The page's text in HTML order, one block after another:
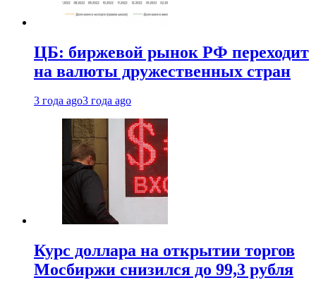
ЦБ: биржевой рынок РФ переходит
на валюты дружественных стран
3 года ago3 года ago
Курс доллара на открытии торгов
Мосбиржи снизился до 99,3 рубля